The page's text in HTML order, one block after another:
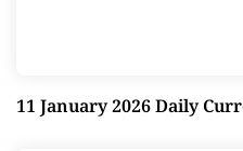
11 January 2026 Daily